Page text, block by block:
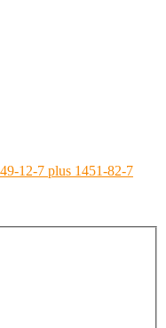
12-7 plus 1451-82-7